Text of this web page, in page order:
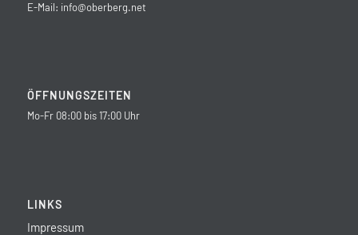
E-Mail: info@oberberg.net
ÖFFNUNGSZEITEN
Mo-Fr 08:00 bis 17:00 Uhr
LINKS
Impressum